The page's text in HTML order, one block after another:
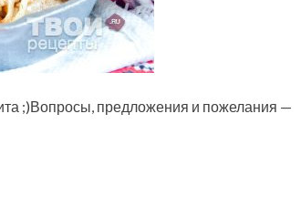
;)Вопросы, предложения и пожелания —